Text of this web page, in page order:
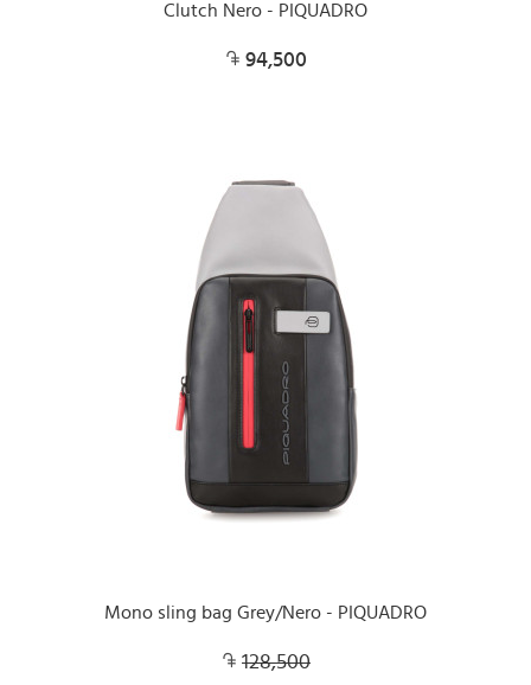
Clutch Nero - PIQUADRO
94,500
Mono sling bag Grey/Nero - PIQUADRO
128,500